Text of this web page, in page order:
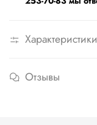
Характеристики
Отзывы